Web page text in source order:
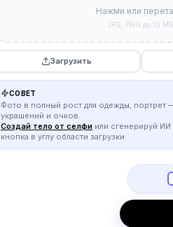
Нажми или
JPG, PNG до 10 МБ
Загрузить
СОВЕТ
Фото в полный рост для одежды, портрет
украшений и очков.
Создай тело от селфи или сгенерируй
кнопка в углу области загрузки